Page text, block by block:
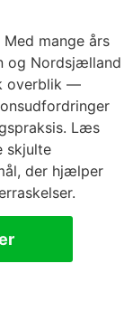
mange års
og Nordsjælland
overblik —
Læs
skjulte
der hjælper